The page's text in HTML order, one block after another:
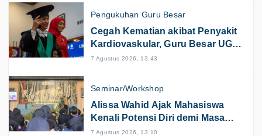
Pengukuhan Guru Besar
Cegah Kematian akibat Penyakit
Kardiovaskular, Guru Besar UGM
Dorong Pelayanan Kesehatan
7 Agustus 2026, 13.43
Seminar/Workshop
Alissa Wahid Ajak Mahasiswa
Kenali Potensi Diri demi Masa
Depan
7 Agustus 2026, 13.10